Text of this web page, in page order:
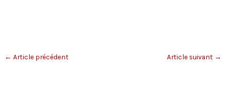
← Article précédent Article suivant →